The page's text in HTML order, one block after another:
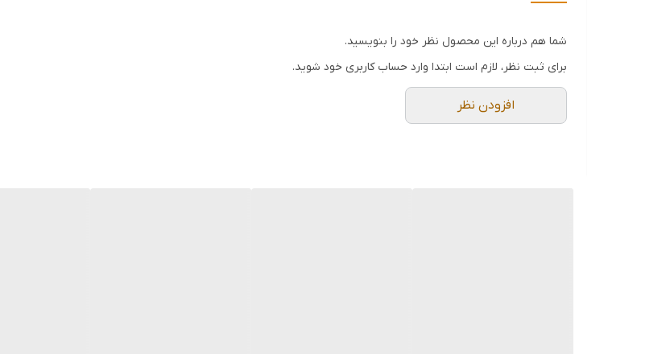
شما هم درباره این محصول نظر خود را بنویسید.
برای ثبت نظر، لازم است ابتدا وارد حساب کاربری خود شوید.
افزودن نظر